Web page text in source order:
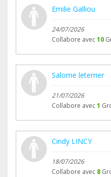
Emilie Galliou
24/07/2026
Collabore avec10
Salome leterrier
21/07/2026
Collabore avec1
Cindy LINCY
18/07/2026
Collabore avec 8